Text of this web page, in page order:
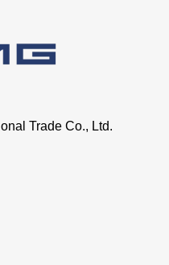
Trade Co., Ltd.